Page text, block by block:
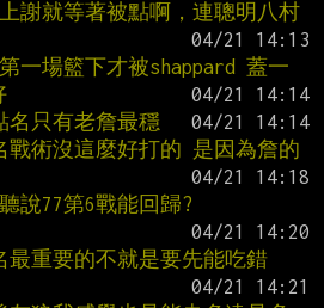
謝就等著被點啊，連聰明八村
一場籃下才被shappard 蓋一
只有老詹最穩
戰術沒這麼好打的 是因為詹的
說77第6戰能回歸?
最重要的不就是要先能吃錯